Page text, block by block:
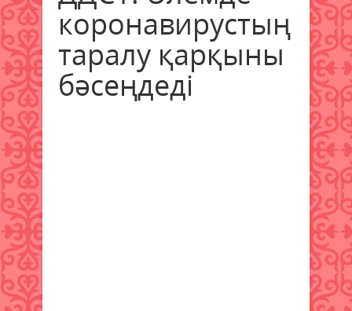
коронавирустың
таралу қарқыны
бәсеңдеді